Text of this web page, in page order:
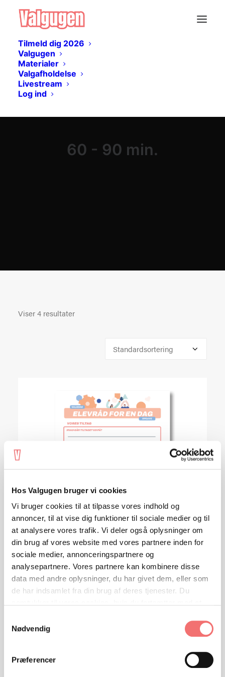
Hos Valgugen bruger vi cookies
Vi bruger cookies til at tilpasse vores indhold og
annoncer, til at vise dig funktioner til sociale medier og til
at analysere vores trafik. Vi deler også oplysninger om
din brug af vores website med vores partnere inden for
sociale medier, annonceringspartnere og
analysepartnere. Vores partnere kan kombinere disse
data med andre oplysninger, du har givet dem, eller som
de har indsamlet fra din brug af deres tjenester. Du
Nødvendig
Præferencer
Tilmeld dig 2026
Valgugen
Materialer
Valgafholdelse
Livestream
Log ind
60 - 90 min.
Viser 4 resultater
VIEW
Opgave 1
Elevråd for en dag